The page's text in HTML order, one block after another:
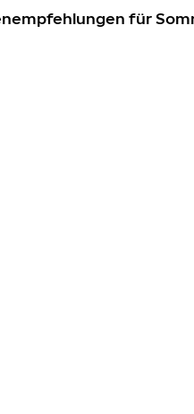
für